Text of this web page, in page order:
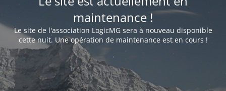
maintenance !
Le site de l'association LogicMG sera à nouveau disponible
cette nuit. Une opération de maintenance est en cours !